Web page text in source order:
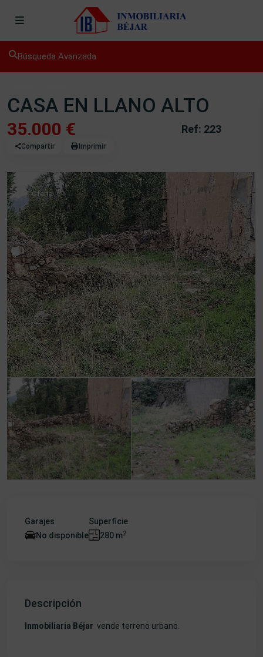
Búsqueda Avanzada
CASA EN LLANO ALTO
Ref: 223
35.000 €
Compartir Imprimir
Oferta
Garajes
No disponible
Superficie
280 m2
Descripción
Inmobiliaria Béjar vende terreno urbano.